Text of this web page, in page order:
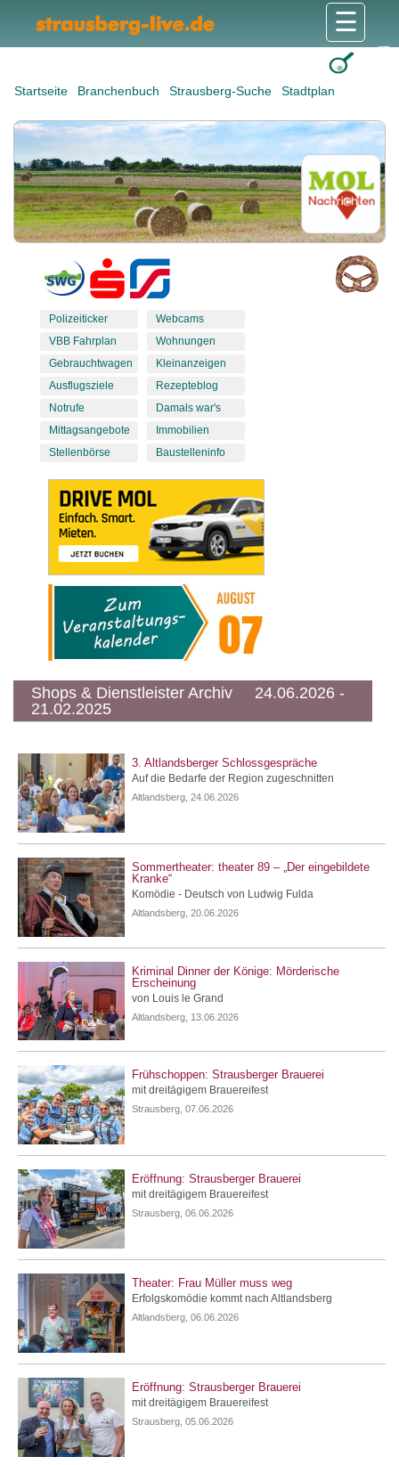
Startseite Branchenbuch Strausberg-Suche Stadtplan
☰
Polizeiticker
VBB Fahrplan
Gebrauchtwagen
Ausflugsziele
Notrufe
Mittagsangebote
Stellenbörse
Webcams
Wohnungen
Kleinanzeigen
Rezepteblog
Damals war's
Immobilien
Baustelleninfo
Shops & Dienstleister Archiv 24.06.2026 -
21.02.2025
3. Altlandsberger Schlossgespräche
Auf die Bedarfe der Region zugeschnitten
Altlandsberg, 24.06.2026
Sommertheater: theater 89 – „Der eingebildete
Kranke“
Komödie - Deutsch von Ludwig Fulda
Altlandsberg, 20.06.2026
Kriminal Dinner der Könige: Mörderische
Erscheinung
von Louis le Grand
Altlandsberg, 13.06.2026
Frühschoppen: Strausberger Brauerei
mit dreitägigem Brauereifest
Strausberg, 07.06.2026
Eröffnung: Strausberger Brauerei
mit dreitägigem Brauereifest
Strausberg, 06.06.2026
Theater: Frau Müller muss weg
Erfolgskomödie kommt nach Altlandsberg
Altlandsberg, 06.06.2026
Eröffnung: Strausberger Brauerei
mit dreitägigem Brauereifest
Strausberg, 05.06.2026